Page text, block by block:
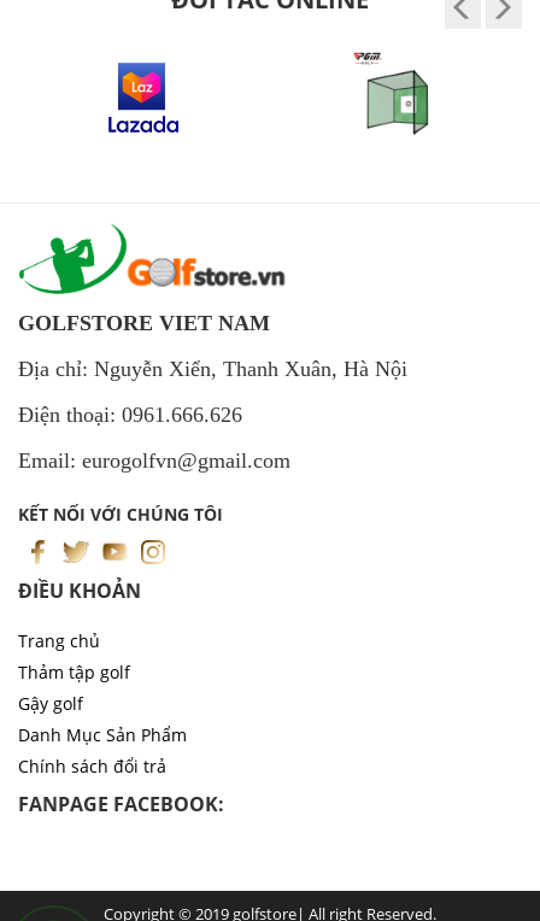
GOLFSTORE VIET NAM
Địa chỉ: Nguyễn Xiển, Thanh Xuân, Hà Nội
Điện thoại: 0961.666.626
Email: eurogolfvn@gmail.com
KẾT NỐI VỚI CHÚNG TÔI
ĐIỀU KHOẢN
Trang chủ
Thảm tập golf
Gậy golf
Danh Mục Sản Phẩm
Chính sách đổi trả
FANPAGE FACEBOOK:
Copyright © 2019 golfstore| All right Reserved.